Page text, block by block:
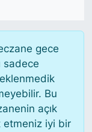
gece
sadece
Bu
açık
etmeniz iyi bir